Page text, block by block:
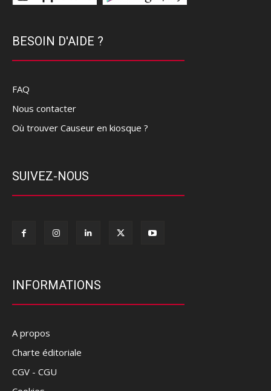
BESOIN D'AIDE ?
FAQ
Nous contacter
Où trouver Causeur en kiosque ?
SUIVEZ-NOUS
INFORMATIONS
A propos
Charte éditoriale
CGV - CGU